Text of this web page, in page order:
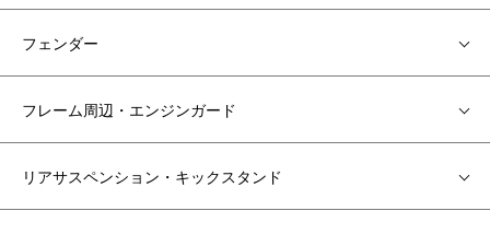
フェンダー
フレーム周辺・エンジンガード
リアサスペンション・キックスタンド